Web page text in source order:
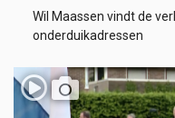
Wil Maassen vindt de
onderduikadressen